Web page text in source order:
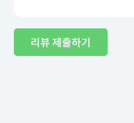
리뷰 제출하기